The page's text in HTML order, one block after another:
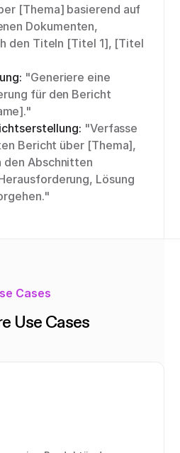
[Thema] basierend auf
Dokumenten,
den Titeln [Titel 1], [Titel
"Generiere eine
für den Bericht
"Verfasse
Bericht über [Thema],
den Abschnitten
Lösung
Cases
Use Cases